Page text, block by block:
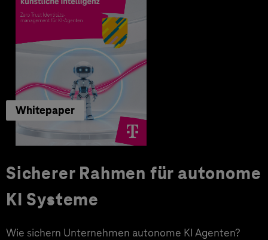
Whitepaper
Sicherer Rahmen für autonome
KI Systeme
Wie sichern Unternehmen autonome KI Agenten?